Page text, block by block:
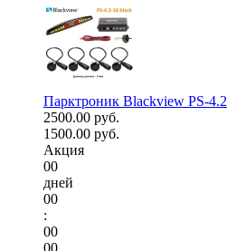
Парктроник Blackview PS-4.2
2500.00 руб.
1500.00 руб.
Акция
00
дней
00
:
00